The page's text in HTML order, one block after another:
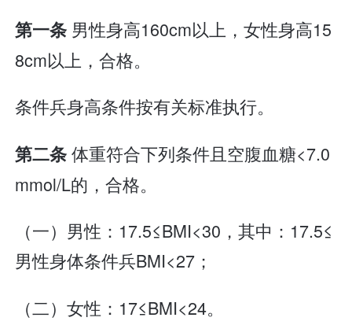
第一条 男性身高160cm以上，女性身高15
8cm以上，合格。
条件兵身高条件按有关标准执行。
第二条体重符合下列条件且空腹血糖<7.0
mmol/L的，合格。
（一）男性：17.5≤BMI<30，其中：17.5≤
男性身体条件兵BMI<27；
（二）女性：17≤BMI<24。